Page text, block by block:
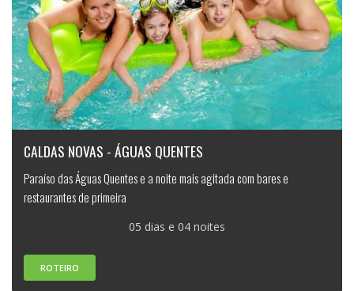
CALDAS NOVAS - ÁGUAS QUENTES
Paraíso das Águas Quentes e a noite mais agitada com bares e
restaurantes de primeira
05 dias e 04 noites
ROTEIRO